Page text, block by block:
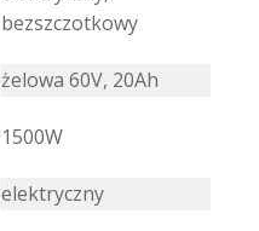
bezszczotkowy
żelowa 60V, 20Ah
1500W
elektryczny